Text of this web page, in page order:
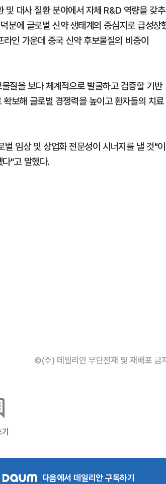
및 대사 질환 분야에서 자체 R&D 역량을 갖추
분에 글로벌 신약 생태계의 중심지로 급성장
인 가운데 중국 신약 후보물질의 비중이
질을 보다 체계적으로 발굴하고 검증할 기반
보해 글로벌 경쟁력을 높이고 환자들의 치료
임상 및 상업화 전문성이 시너지를 낼 것"이
"고 말했다.
©(주) 데일리안 무단전재 및 재배포 금
다음에서 데일리안 구독하기